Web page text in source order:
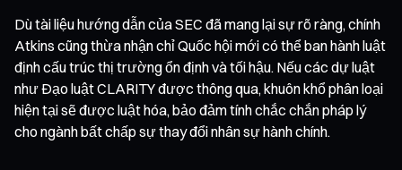
Dù tài liệu hướng dẫn của SEC đã mang lại sự rõ ràng, chính
Atkins cũng thừa nhận chỉ Quốc hội mới có thể ban hành luật
định cấu trúc thị trường ổn định và tối hậu. Nếu các dự luật
như Đạo luật CLARITY được thông qua, khuôn khổ phân loại
hiện tại sẽ được luật hóa, bảo đảm tính chắc chắn pháp lý
cho ngành bất chấp sự thay đổi nhân sự hành chính.